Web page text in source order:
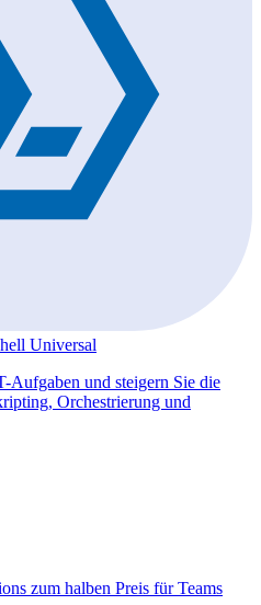
Universal
Aufgaben und steigern Sie die
Orchestrierung und
zum halben Preis für Teams